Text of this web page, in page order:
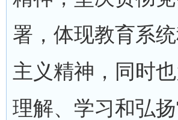
署，体现教育系
主义精神，同时
理解、学习和弘